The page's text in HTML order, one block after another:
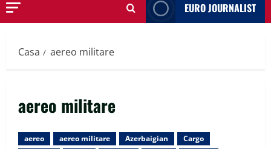
EURO JOURNALIST
Casa aereo militare
aereo militare
aereo aereo militare Azerbaigian
Cargo